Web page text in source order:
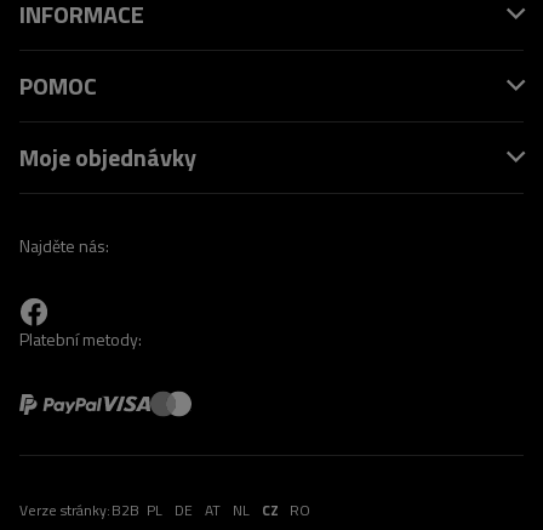
INFORMACE
POMOC
Moje objednávky
Najděte nás:
Platební metody:
Verze stránky:B2B PL DE AT NL CZ RO